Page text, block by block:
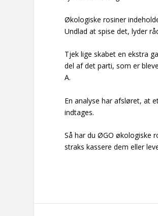
Økologiske rosiner
Undlad at spise det, lyder
Tjek lige skabet en ekstra
del af det parti, som er
A.
En analyse har afsløret, at
indtages.
Så har du ØGO økologiske
straks kassere dem eller